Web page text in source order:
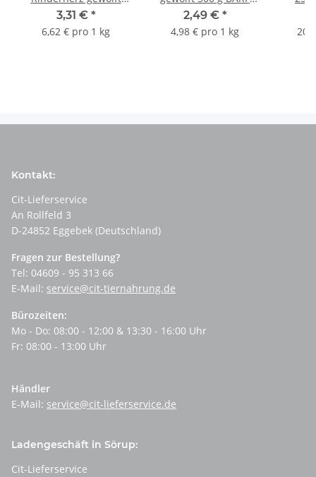
500 g BARF Frostfutter
3,31 € *
6,62 € pro 1 kg
Frostfutter
2,49 € *
4,98 € pro 1 kg
Kontakt:
Cit-Lieferservice
An Rollfeld 3
D-24852 Eggebek (Deutschland)
Fragen zur Bestellung?
Tel: 04609 - 95 313 66
E-Mail: service@cit-tiernahrung.de
Bürozeiten:
Mo - Do: 08:00 - 12:00 & 13:30 - 16:00 Uhr
Fr: 08:00 - 13:00 Uhr
Händler
E-Mail: service@cit-lieferservice.de
Ladengeschäft in Sörup:
Cit-Lieferservice